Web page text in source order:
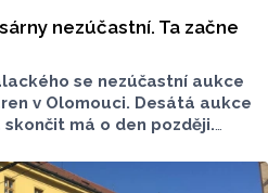
nezúčastní. Ta začne
se nezúčastní aukce
v Olomouci. Desátá aukce
má o den později.
na 90 milionů korun.